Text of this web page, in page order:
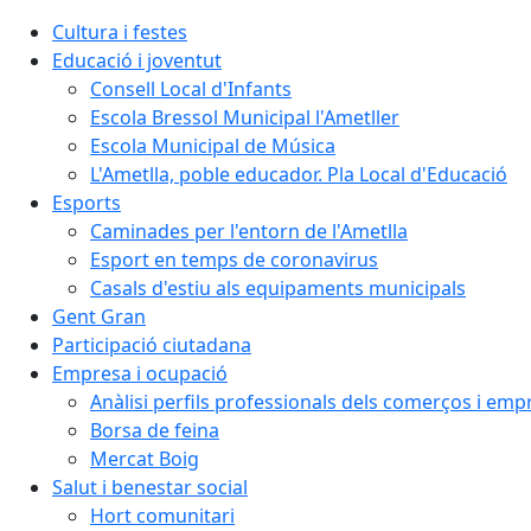
Cultura i festes
Educació i joventut
Consell Local d'Infants
Escola Bressol Municipal l'Ametller
Escola Municipal de Música
L'Ametlla, poble educador. Pla Local d'Educació
Esports
Caminades per l'entorn de l'Ametlla
Esport en temps de coronavirus
Casals d'estiu als equipaments municipals
Gent Gran
Participació ciutadana
Empresa i ocupació
Anàlisi perfils professionals dels comerços i
Borsa de feina
Mercat Boig
Salut i benestar social
Hort comunitari